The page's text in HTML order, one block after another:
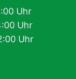
Uhr
Uhr
Uhr